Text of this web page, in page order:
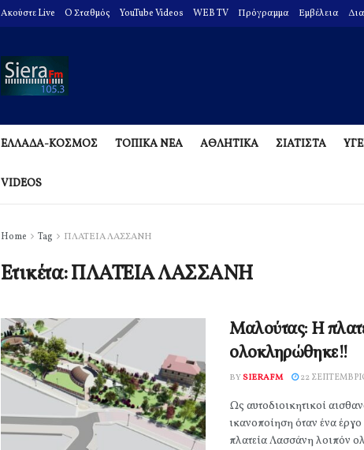
Ακούστε Live O Σταθμός YouTube Videos WEB TV Πρόγραμμα Εμβέλεια
ΕΛΛΑΔΑ-ΚΟΣΜΟΣ ΤΟΠΙΚΑ ΝΕΑ ΑΘΛΗΤΙΚΑ ΣΙΑΤΙΣΤΑ
VIDEOS
Home Tag ΠΛΑΤΕΙΑ ΛΑΣΣΑΝΗ
Ετικέτα:ΠΛΑΤΕΙΑ ΛΑΣΣΑΝΗ
Μαλούτας: Η
ολοκληρώθηκε!!
BYSIERAFM 22
Ως αυτοδιοικητικοί
ικανοποίηση όταν ένα
πλατεία Λασσάνη λοιπόν